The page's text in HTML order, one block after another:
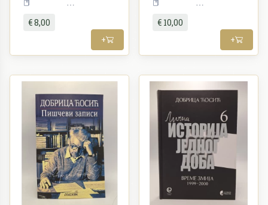
€ 8,00
+
€ 10,00
+